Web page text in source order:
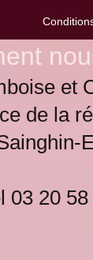
et
de la
03 20